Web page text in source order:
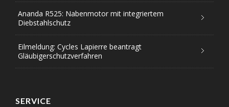
Ananda R525: Nabenmotor mit integriertem
Diebstahlschutz
Eilmeldung: Cycles Lapierre beantragt
Gläubigerschutzverfahren
SERVICE